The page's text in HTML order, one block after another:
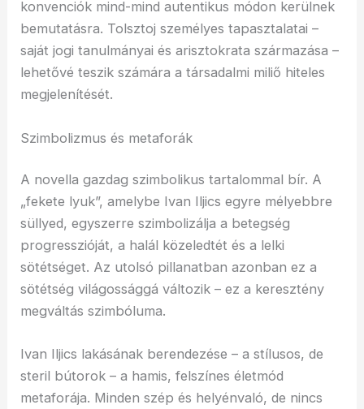
konvenciók mind-mind autentikus módon kerülnek
bemutatásra. Tolsztoj személyes tapasztalatai –
saját jogi tanulmányai és arisztokrata származása –
lehetővé teszik számára a társadalmi miliő hiteles
megjelenítését.
Szimbolizmus és metaforák
A novella gazdag szimbolikus tartalommal bír. A
„fekete lyuk”, amelybe Ivan Iljics egyre mélyebbre
süllyed, egyszerre szimbolizálja a betegség
progresszióját, a halál közeledtét és a lelki
sötétséget. Az utolsó pillanatban azonban ez a
sötétség világossággá változik – ez a keresztény
megváltás szimbóluma.
Ivan Iljics lakásának berendezése – a stílusos, de
steril bútorok – a hamis, felszínes életmód
metaforája. Minden szép és helyénvaló, de nincs